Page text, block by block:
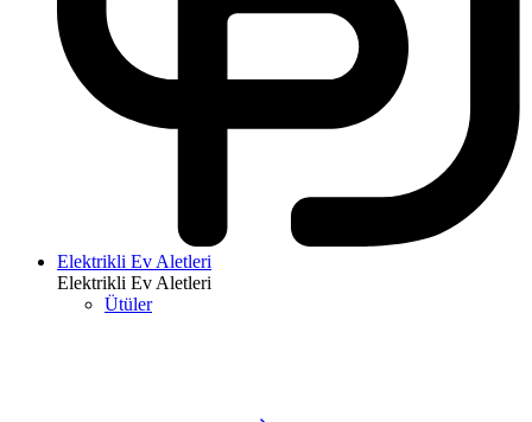
Elektrikli Ev Aletleri
Elektrikli Ev Aletleri
Ütüler